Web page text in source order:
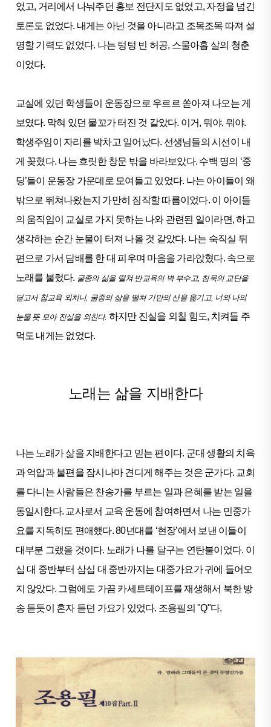
었고, 거리에서 나눠주던 홍보 전단지도 없었고, 자정을 넘긴
토론도 없었다. 내게는 아닌 것을 아니라고 조목조목 따져 설
명할 기력도 없었다. 나는 텅텅 빈 허공, 스물아홉 살의 청춘
이었다.
교실에 있던 학생들이 운동장으로 우르르 쏟아져 나오는 게
보였다. 막혀 있던 물꼬가 터진 것 같았다. 이거, 뭐야, 뭐야.
학생주임이 자리를 박차고 일어났다. 선생님들의 시선이 내
게 꽂혔다. 나는 흐릿한 창문 밖을 바라보았다. 수백 명의 ‘중
딩’들이 운동장 가운데로 모여들고 있었다. 나는 아이들이 왜
밖으로 뛰쳐나왔는지 가만히 짐작할 따름이었다. 이 아이들
의 움직임이 교실로 가지 못하는 나와 관련된 일이라면, 하고
생각하는 순간 눈물이 터져 나올 것 같았다. 나는 숙직실 뒤
편으로 가서 담배를 한 대 피우며 마음을 가라앉혔다. 속으로
노래를 불렀다. 굴종의 삶을 떨쳐 반교육의 벽 부수고, 침묵의 교단을
딛고서 참교육 외치니, 굴종의 삶을 떨쳐 기만의 산을 옮기고, 너와 나의
눈물 뜻 모아 진실을 외친다. 하지만 진실을 외칠 힘도, 치켜들 주
먹도 내게는 없었다.
노래는 삶을 지배한다
나는 노래가 삶을 지배한다고 믿는 편이다. 군대 생활의 치욕
과 억압과 불편을 잠시나마 견디게 해주는 것은 군가다. 교회
를 다니는 사람들은 찬송가를 부르는 일과 은혜를 받는 일을
동일시한다. 교사로서 교육 운동에 참여하면서 나는 민중가
요를 지독히도 편애했다. 80년대를 ‘현장’에서 보낸 이들이
대부분 그랬을 것이다. 노래가 나를 달구는 연탄불이었다. 이
십 대 중반부터 삼십 대 중반까지는 대중가요가 귀에 들어오
지 않았다. 그럼에도 가끔 카세트테이프를 재생해서 북한 방
송 듣듯이 혼자 듣던 가요가 있었다. 조용필의 "Q"다.